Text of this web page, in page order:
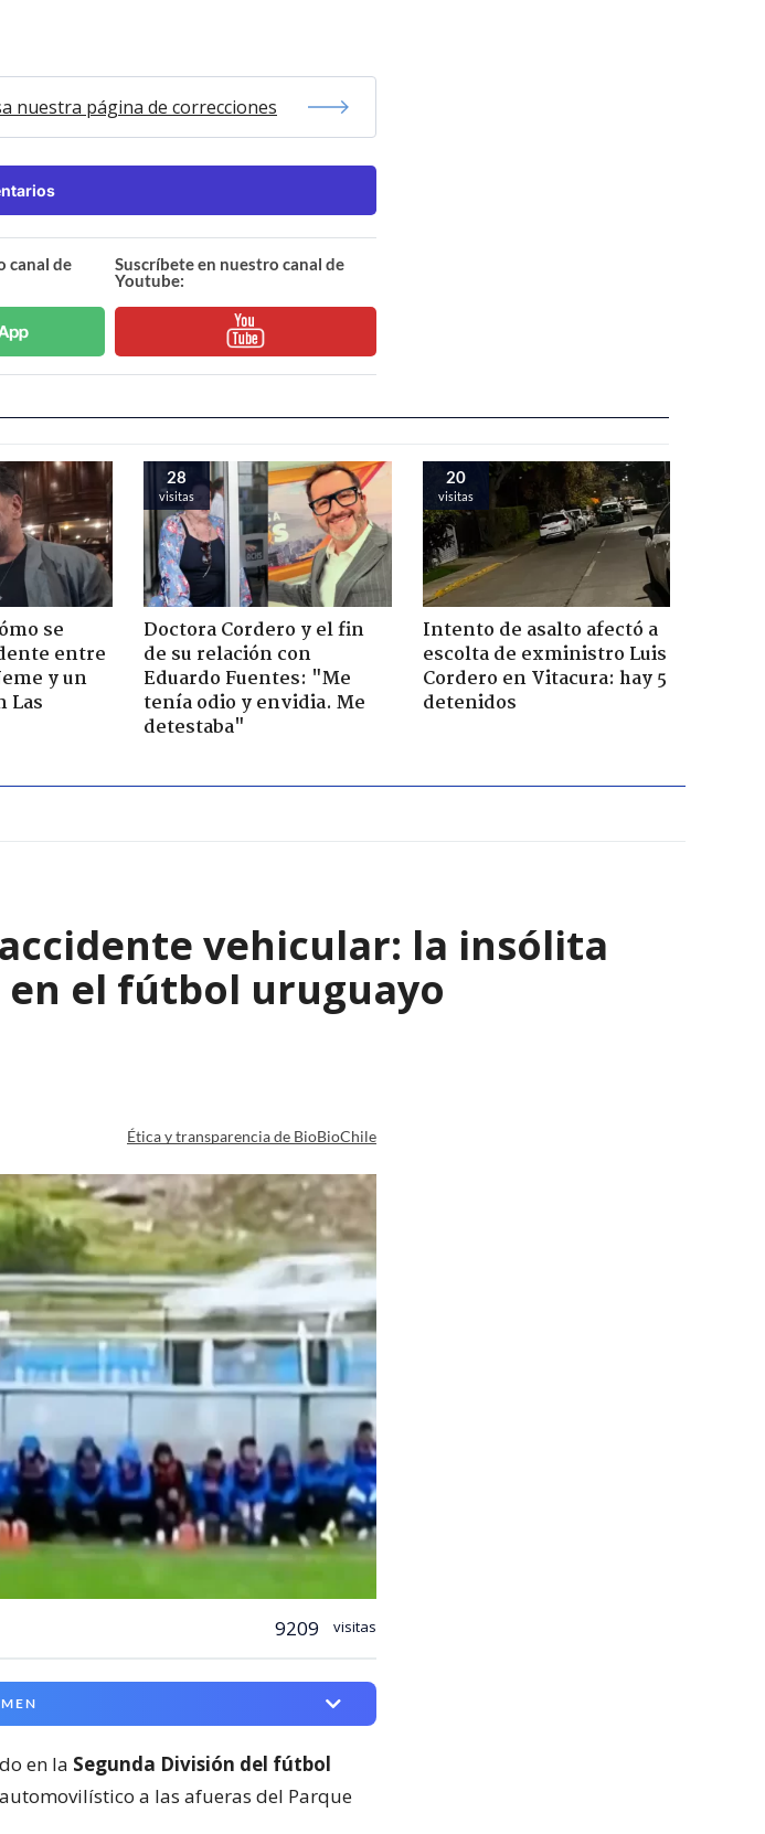
nuestra página de correcciones
canal de
Suscríbete en nuestro canal de
Youtube:
se
entre
y un
Las
28
visitas
Doctora Cordero y el fin
de su relación con
Eduardo Fuentes: "Me
tenía odio y envidia. Me
detestaba"
20
visitas
Intento de asalto afectó a
escolta de exministro Luis
Cordero en Vitacura: hay 5
detenidos
vehicular: la insólita
el fútbol uruguayo
Ética y transparencia de BioBioChile
9209 visitas
en la Segunda División del fútbol
a las afueras del Parque